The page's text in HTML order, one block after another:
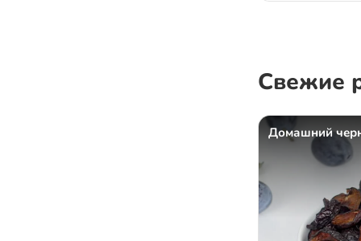
Свежие
Домашний